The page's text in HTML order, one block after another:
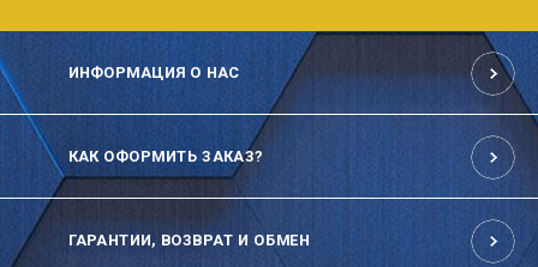
ИНФОРМАЦИЯ О НАС
КАК ОФОРМИТЬ ЗАКАЗ?
ГАРАНТИИ, ВОЗВРАТ И ОБМЕН